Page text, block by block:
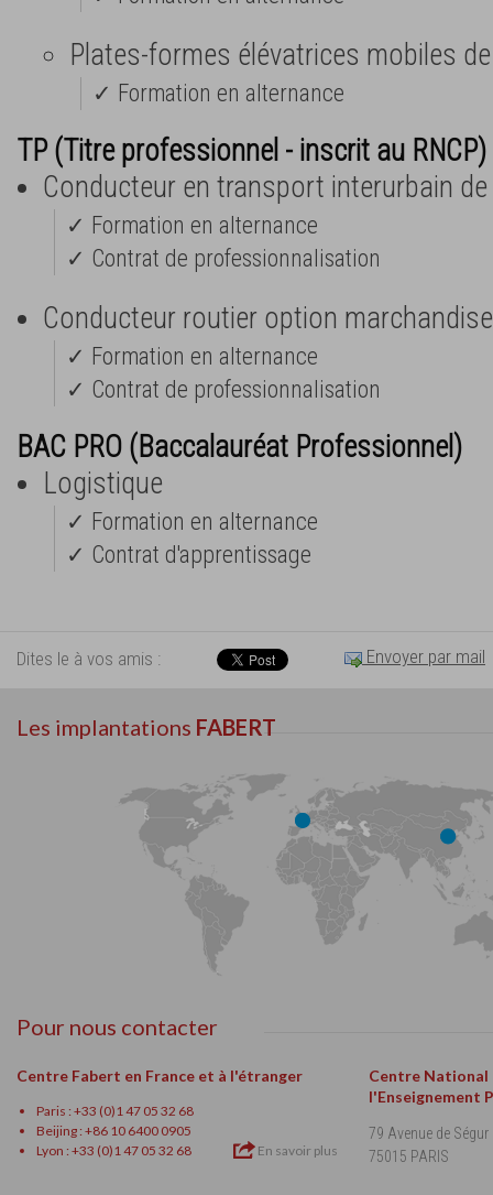
Plates-formes élévatrices mobiles
✓ Formation en alternance
TP (Titre professionnel - inscrit au RNCP)
Conducteur en transport interurbain
✓ Formation en alternance
✓ Contrat de professionnalisation
Conducteur routier option
✓ Formation en alternance
✓ Contrat de professionnalisation
BAC PRO (Baccalauréat Professionnel)
Logistique
✓ Formation en alternance
✓ Contrat d'apprentissage
Dites le à vos amis : Envoyer par mail
Les implantations FABERT
Pour nous contacter
Centre Fabert en France et à l'étranger
Paris : +33 (0)1 47 05 32 68
Beijing : +86 10 6400 0905
Lyon : +33 (0)1 47 05 32 68
En savoir plus
Centre National
l'Enseignement
79 Avenue de Ségur
75015 PARIS